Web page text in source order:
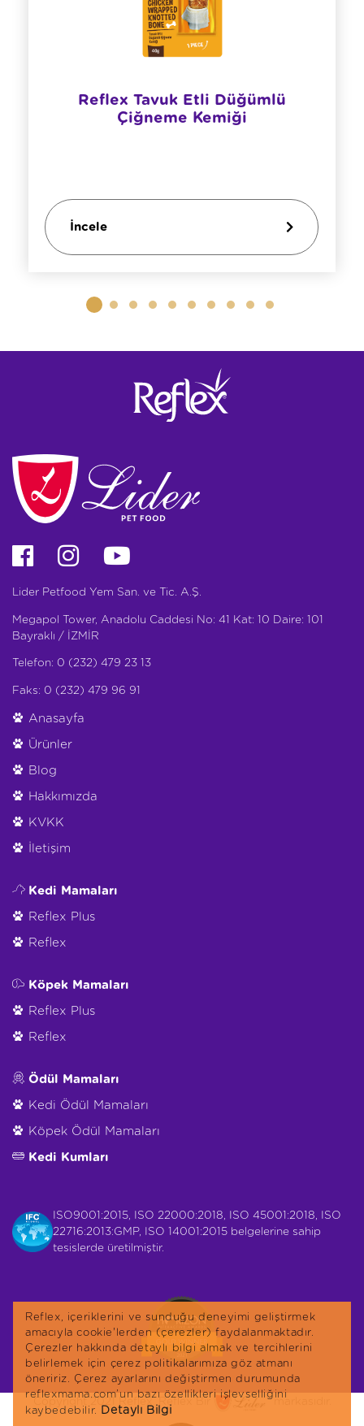
Reflex Tavuk Etli Düğümlü
Çiğneme Kemiği
İncele
Lider Petfood Yem San. ve Tic. A.Ş.
Megapol Tower, Anadolu Caddesi No: 41 Kat: 10 Daire: 101
Bayraklı / İZMİR
Telefon: 0 (232) 479 23 13
Faks: 0 (232) 479 96 91
Anasayfa
Ürünler
Blog
Hakkımızda
KVKK
İletişim
Kedi Mamaları
Reflex Plus
Reflex
Köpek Mamaları
Reflex Plus
Reflex
Ödül Mamaları
Kedi Ödül Mamaları
Köpek Ödül Mamaları
Kedi Kumları
ISO9001:2015, ISO 22000:2018, ISO 45001:2018, ISO
22716:2013:GMP, ISO 14001:2015 belgelerine sahip
tesislerde üretilmiştir.
Copyright 2021 Reflex. Reflex Bir markasıdır.
Reflex, içeriklerini ve sunduğu deneyimi geliştirmek
amacıyla cookie'lerden (çerezler) faydalanmaktadır.
Çerezler hakkında detaylı bilgi almak ve tercihlerini
belirlemek için çerez politikalarımıza göz atmanı
öneririz. Çerez ayarlarını değiştirmen durumunda
reflexmama.com’un bazı özellikleri işlevselliğini
kaybedebilir. Detaylı Bilgi